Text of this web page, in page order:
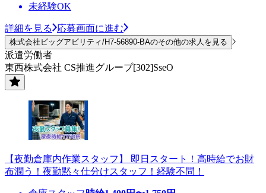
未経験OK
詳細を見る 応募画面に進む
株式会社ビッグアビリティ/H7-56890-BAのその他の求人を見る
派遣労働者
東西株式会社 CS推進グループ[302]SseO
【夜勤倉庫内作業スタッフ】 即日スタート！高時給でお財
布潤う！夜勤黙々仕分けスタッフ！経験不問！